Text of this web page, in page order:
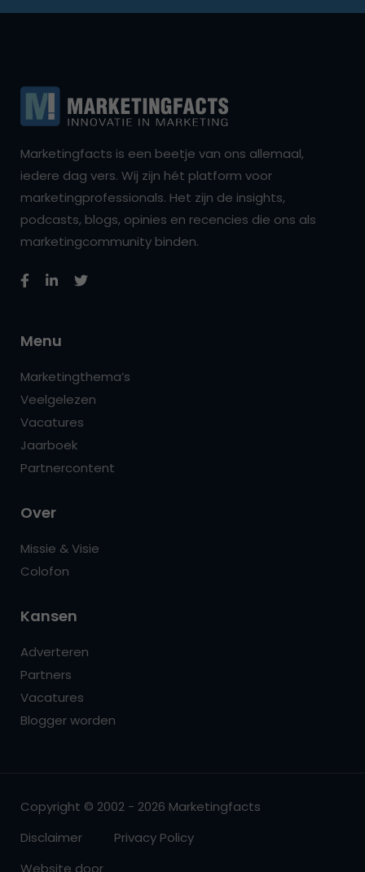
Marketingfacts is een beetje van ons allemaal,
iedere dag vers. Wij zijn hét platform voor
marketingprofessionals. Het zijn de insights,
podcasts, blogs, opinies en recencies die ons als
marketingcommunity binden.
Menu
Marketingthema’s
Veelgelezen
Vacatures
Jaarboek
Partnercontent
Over
Missie & Visie
Colofon
Kansen
Adverteren
Partners
Vacatures
Blogger worden
Copyright © 2002 - 2026 Marketingfacts
Disclaimer
Privacy Policy
Website door